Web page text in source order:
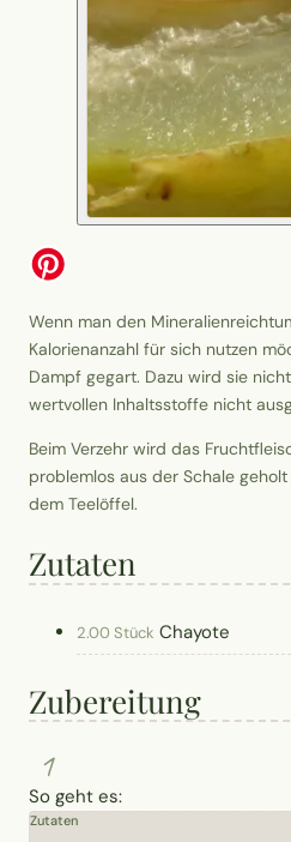
Wenn man den
Kalorienanzahl für sich nutzen
Dampf gegart. Dazu wird sie
wertvollen Inhaltsstoffe nicht
Beim Verzehr wird das
problemlos aus der Schale
dem Teelöffel.
Zutaten
2.00 Stück Chayote
Zubereitung
1
So geht es:
Zutaten